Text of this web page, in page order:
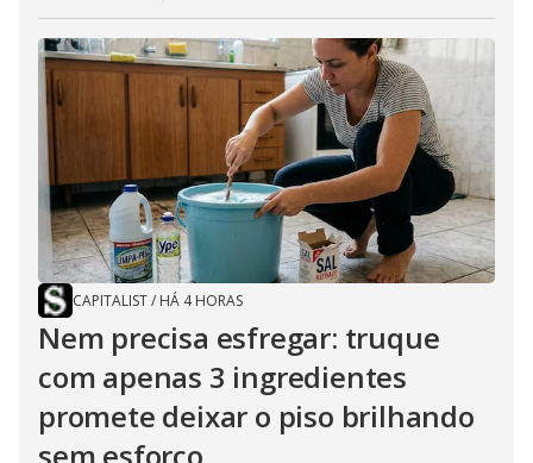
CAPITALIST/ HÁ 4 HORAS
Nem precisa esfregar: truque
com apenas 3 ingredientes
promete deixar o piso brilhando